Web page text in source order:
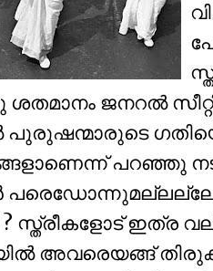
ജനറല്‍
പുരുഷന്മാരുടെ
പറഞ്ഞു
സ്ത്രീകളോട് ഇത്ര
അവരെയങ്ങ് തിരുകി